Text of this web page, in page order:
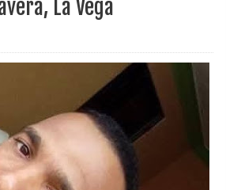
La Vega